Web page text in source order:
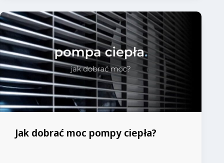
Jak dobrać moc pompy ciepła?